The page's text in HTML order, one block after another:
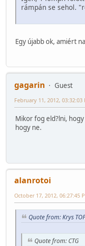
rámpán se sehol.
Egy újabb ok, amiért
gagarin
Guest
February 11, 2012, 03:32:03
Mikor fog eld?lni, hogy
hogy ne.
alanrotoi
October 17, 2012, 06:27:45
Quote from: Krys
Quote from: CTG